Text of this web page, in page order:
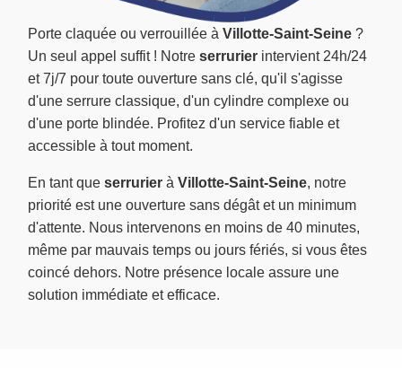
Porte claquée ou verrouillée à Villotte-Saint-Seine ?
Un seul appel suffit ! Notre serrurier intervient 24h/24
et 7j/7 pour toute ouverture sans clé, qu'il s'agisse
d'une serrure classique, d'un cylindre complexe ou
d'une porte blindée. Profitez d'un service fiable et
accessible à tout moment.
En tant que serrurier à Villotte-Saint-Seine, notre
priorité est une ouverture sans dégât et un minimum
d'attente. Nous intervenons en moins de 40 minutes,
même par mauvais temps ou jours fériés, si vous êtes
coincé dehors. Notre présence locale assure une
solution immédiate et efficace.